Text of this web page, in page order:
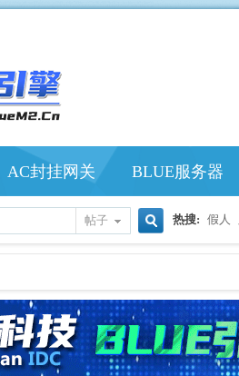
AC封挂网关 BLUE服务器
帖子
搜
索
热搜: 假人